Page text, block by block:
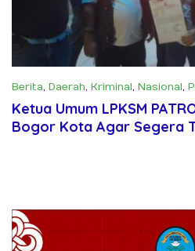
Berita, Daerah, Kriminal, Nasional,
Ketua Umum LPKSM
Bogor Kota Agar Segera